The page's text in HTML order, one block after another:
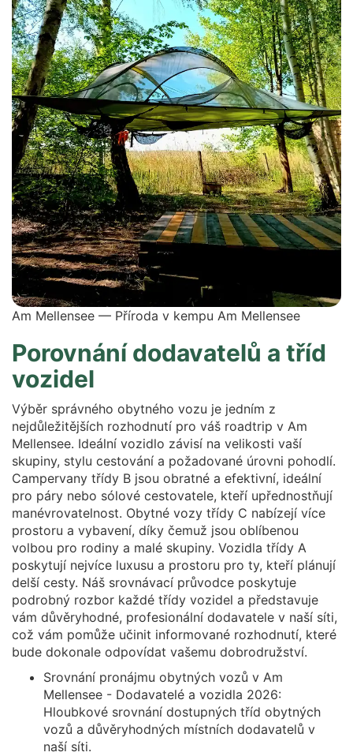
Am Mellensee — Příroda v kempu Am Mellensee
Porovnání dodavatelů a tříd
vozidel
Výběr správného obytného vozu je jedním z
nejdůležitějších rozhodnutí pro váš roadtrip v Am
Mellensee. Ideální vozidlo závisí na velikosti vaší
skupiny, stylu cestování a požadované úrovni pohodlí.
Campervany třídy B jsou obratné a efektivní, ideální
pro páry nebo sólové cestovatele, kteří upřednostňují
manévrovatelnost. Obytné vozy třídy C nabízejí více
prostoru a vybavení, díky čemuž jsou oblíbenou
volbou pro rodiny a malé skupiny. Vozidla třídy A
poskytují nejvíce luxusu a prostoru pro ty, kteří plánují
delší cesty. Náš srovnávací průvodce poskytuje
podrobný rozbor každé třídy vozidel a představuje
vám důvěryhodné, profesionální dodavatele v naší síti,
což vám pomůže učinit informované rozhodnutí, které
bude dokonale odpovídat vašemu dobrodružství.
Srovnání pronájmu obytných vozů v Am
Mellensee - Dodavatelé a vozidla 2026:
Hloubkové srovnání dostupných tříd obytných
vozů a důvěryhodných místních dodavatelů v
naší síti.